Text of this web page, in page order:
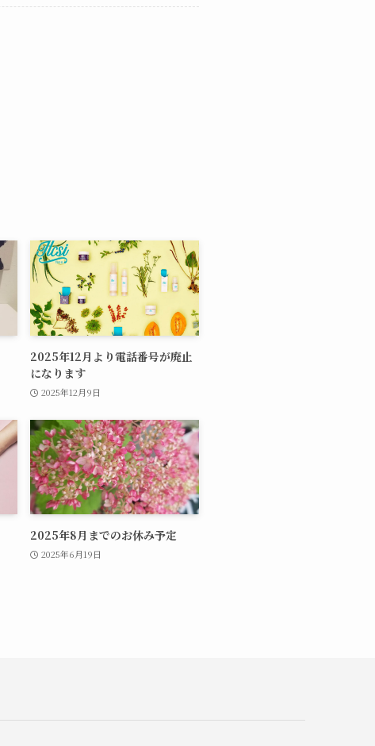
2025年12月より電話番号が廃止
になります
2025年12月9日
2025年8月までのお休み予定
2025年6月19日